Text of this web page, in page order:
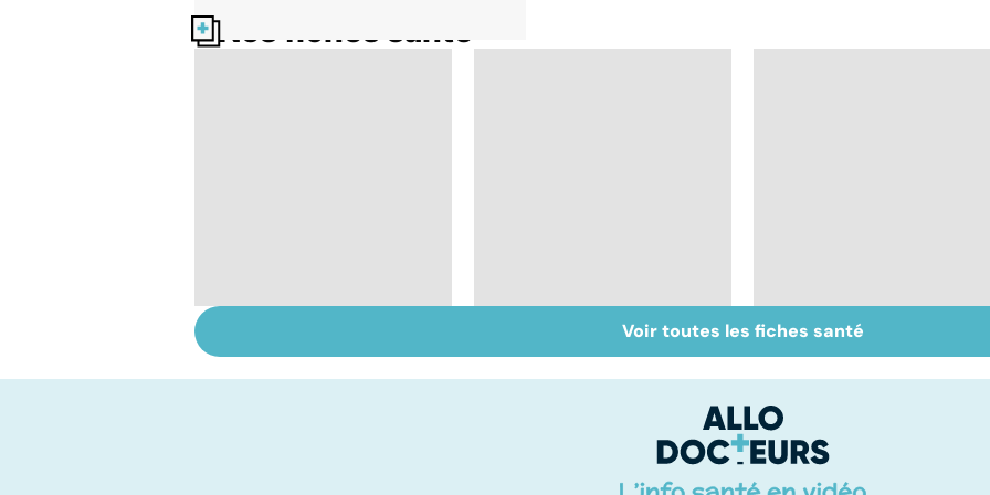
Nos fiches santé
crises de sommeil
Bien dormir, mais...
sans médicaments !
Le mystère de la
fibromyalgie
Voir toutes les fiches santé